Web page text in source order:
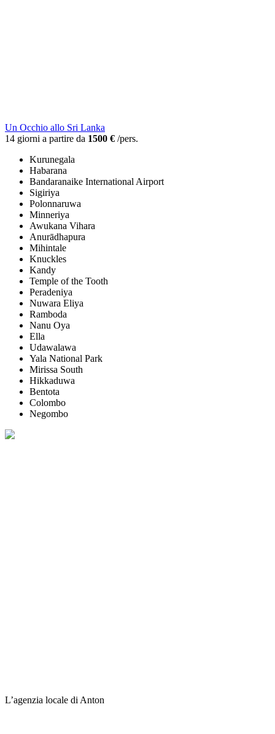
Un Occhio allo Sri Lanka
14 giorni a partire da 1500 € /pers.
Kurunegala
Habarana
Bandaranaike International Airport
Sigiriya
Polonnaruwa
Minneriya
Awukana Vihara
Anurādhapura
Mihintale
Knuckles
Kandy
Temple of the Tooth
Peradeniya
Nuwara Eliya
Ramboda
Nanu Oya
Ella
Udawalawa
Yala National Park
Mirissa South
Hikkaduwa
Bentota
Colombo
Negombo
L’agenzia locale di Anton